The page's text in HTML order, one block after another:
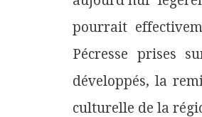
pourrait
Pécresse prises
développés, la
culturelle de la